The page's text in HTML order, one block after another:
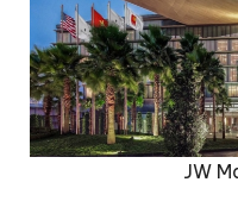
JW